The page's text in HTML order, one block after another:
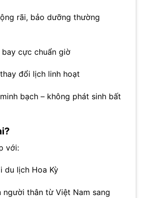
rãi, bảo dưỡng thường
cực chuẩn giờ
đổi lịch linh hoạt
bạch – không phát sinh bất
với:
du lịch Hoa Kỳ
người thân từ Việt Nam sang